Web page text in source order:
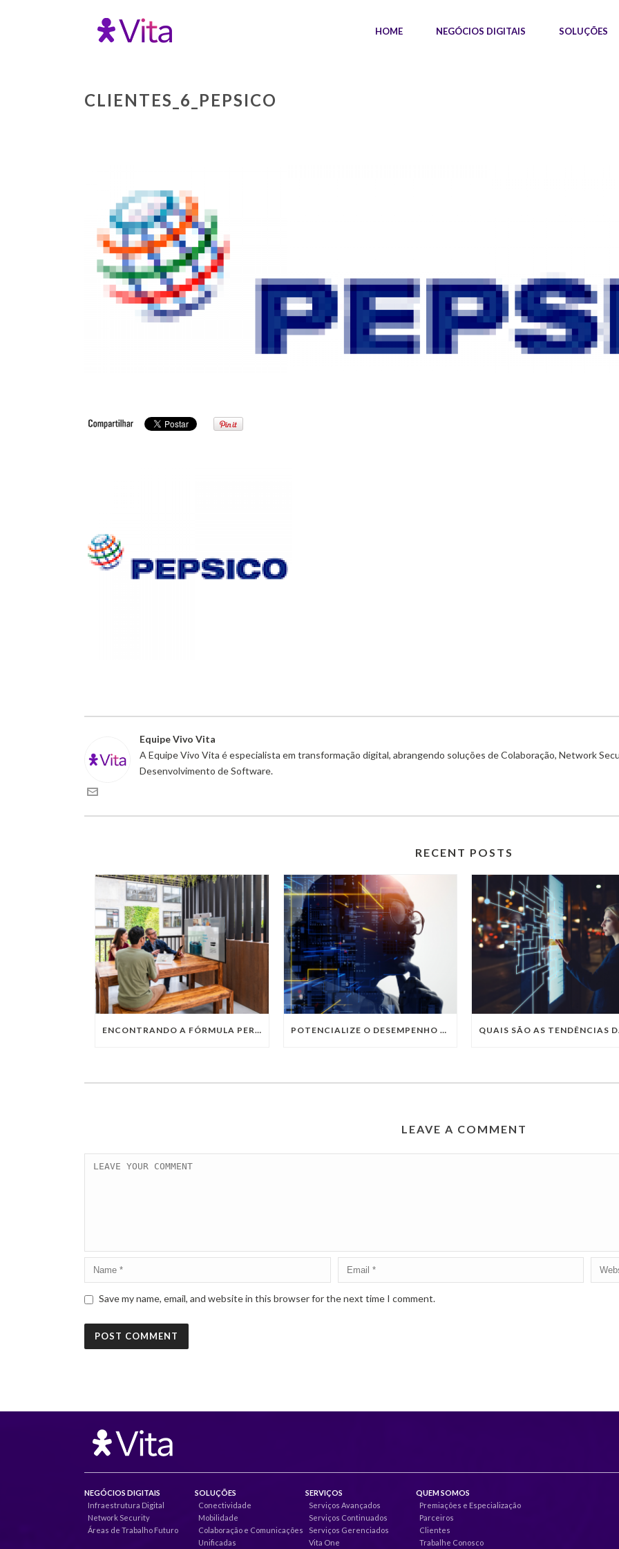
HOME NEGÓCIOS DIGITAIS SOLUÇÕES
CLIENTES_6_PEPSICO
Equipe Vivo Vita
A Equipe Vivo Vita é especialista em transformação digital, abrangendo soluções de Colaboração, Network
Desenvolvimento de Software.
RECENT POSTS
ENCONTRANDO A FÓRMULA PERFEITA: TRABALHO PRESENCIAL, HOME OFFICE OU TRABALHO HÍBRIDO? POTENCIALIZE O DESEMPENHO DA SUA EMPRESA COM OS SERVIÇOS DE TI DA VIVO VITA
LEAVE A COMMENT
Save my name, email, and website in this browser for the next time I comment.
NEGÓCIOS DIGITAIS
Infraestrutura Digital
Network Security
Áreas de Trabalho Futuro
SOLUÇÕES
Conectividade
Mobilidade
Colaboração e Comunicações
Unificadas
SERVIÇOS
Serviços Avançados
Serviços Continuados
Serviços Gerenciados
Vita One
QUEM SOMOS
Premiações e Especialização
Parceiros
Clientes
Trabalhe Conosco